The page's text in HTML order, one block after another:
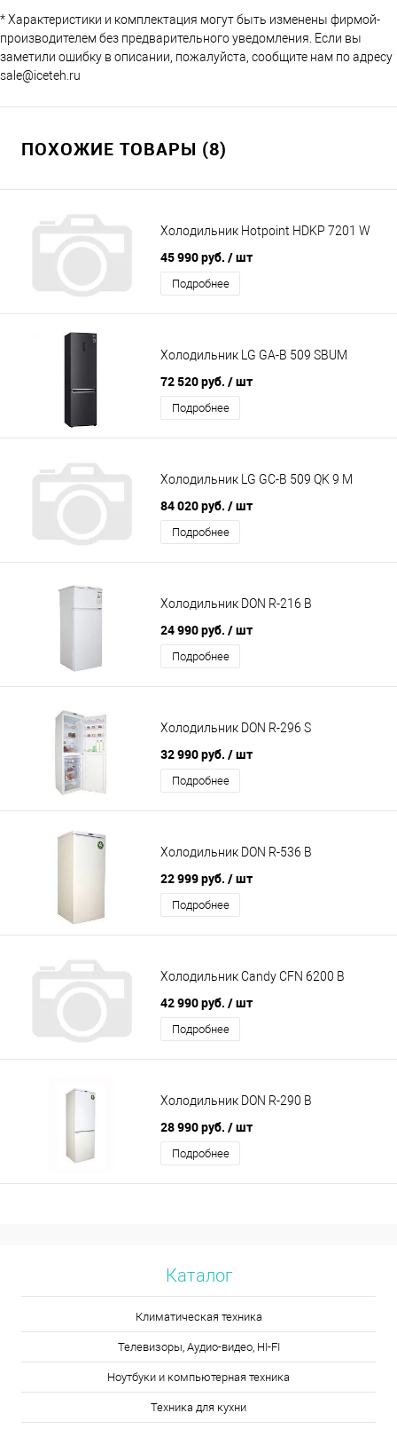
* Характеристики и комплектация могут быть изменены фирмой-
производителем без предварительного уведомления. Если вы
заметили ошибку в описании, пожалуйста, сообщите нам по адресу
sale@iceteh.ru
ПОХОЖИЕ ТОВАРЫ (8)
Холодильник Hotpoint HDKP 7201 W
45 990 руб. / шт
Подробнее
Холодильник LG GA-B 509 SBUM
72 520 руб. / шт
Подробнее
Холодильник LG GC-B 509 QK 9 M
84 020 руб. / шт
Подробнее
Холодильник DON R-216 B
24 990 руб. / шт
Подробнее
Холодильник DON R-296 S
32 990 руб. / шт
Подробнее
Холодильник DON R-536 B
22 999 руб. / шт
Подробнее
Холодильник Candy CFN 6200 B
42 990 руб. / шт
Подробнее
Холодильник DON R-290 B
28 990 руб. / шт
Подробнее
Каталог
Климатическая техника
Телевизоры, Аудио-видео, HI-FI
Ноутбуки и компьютерная техника
Техника для кухни